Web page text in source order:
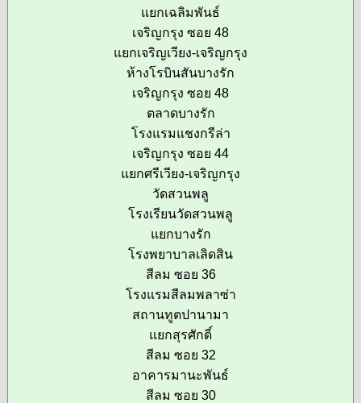
แยกเฉลิมพันธ์
เจริญกรุง ซอย 48
แยกเจริญเวียง-เจริญกรุง
ห้างโรบินสันบางรัก
เจริญกรุง ซอย 48
ตลาดบางรัก
โรงแรมแชงกรีล่า
เจริญกรุง ซอย 44
แยกศรีเวียง-เจริญกรุง
วัดสวนพลู
โรงเรียนวัดสวนพลู
แยกบางรัก
โรงพยาบาลเลิดสิน
สีลม ซอย 36
โรงแรมสีลมพลาซ่า
สถานทูตปานามา
แยกสุรศักดิ์
สีลม ซอย 32
อาคารมานะพันธ์
สีลม ซอย 30